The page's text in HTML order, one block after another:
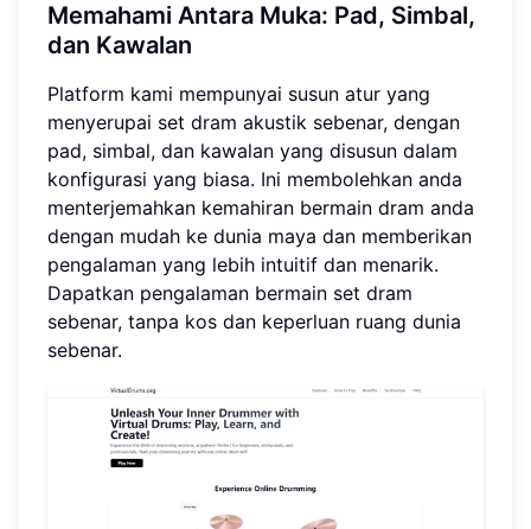
Memahami Antara Muka: Pad, Simbal,
dan Kawalan
Platform kami mempunyai susun atur yang
menyerupai set dram akustik sebenar, dengan
pad, simbal, dan kawalan yang disusun dalam
konfigurasi yang biasa. Ini membolehkan anda
menterjemahkan kemahiran bermain dram anda
dengan mudah ke dunia maya dan memberikan
pengalaman yang lebih intuitif dan menarik.
Dapatkan pengalaman bermain set dram
sebenar, tanpa kos dan keperluan ruang dunia
sebenar.